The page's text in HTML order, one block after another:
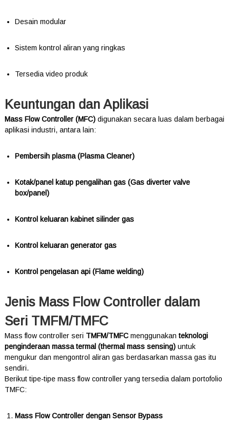
Desain modular
Sistem kontrol aliran yang ringkas
Tersedia video produk
Keuntungan dan Aplikasi
Mass Flow Controller (MFC)digunakan secara luas dalam berbagai
aplikasi industri, antara lain:
Pembersih plasma (Plasma Cleaner)
Kotak/panel katup pengalihan gas (Gas diverter valve
box/panel)
Kontrol keluaran kabinet silinder gas
Kontrol keluaran generator gas
Kontrol pengelasan api (Flame welding)
Jenis Mass Flow Controller dalam
Seri TMFM/TMFC
Mass flow controller seri TMFM/TMFCmenggunakan teknologi
penginderaan massa termal (thermal mass sensing)untuk
mengukur dan mengontrol aliran gas berdasarkan massa gas itu
sendiri.
Berikut tipe-tipe mass flow controller yang tersedia dalam portofolio
TMFC:
Mass Flow Controller dengan Sensor Bypass